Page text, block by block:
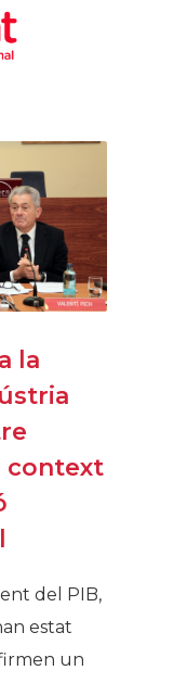
la
context
del PIB,
estat
un